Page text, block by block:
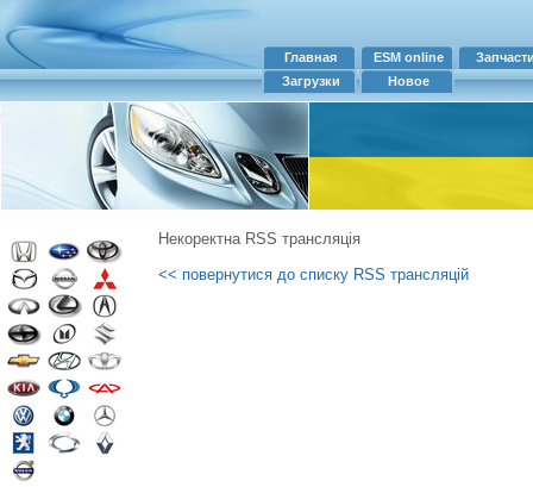
Главная ESM online
Загрузки
Новое
Некоректна RSS трансляція
<< повернутися до списку RSS трансляцій